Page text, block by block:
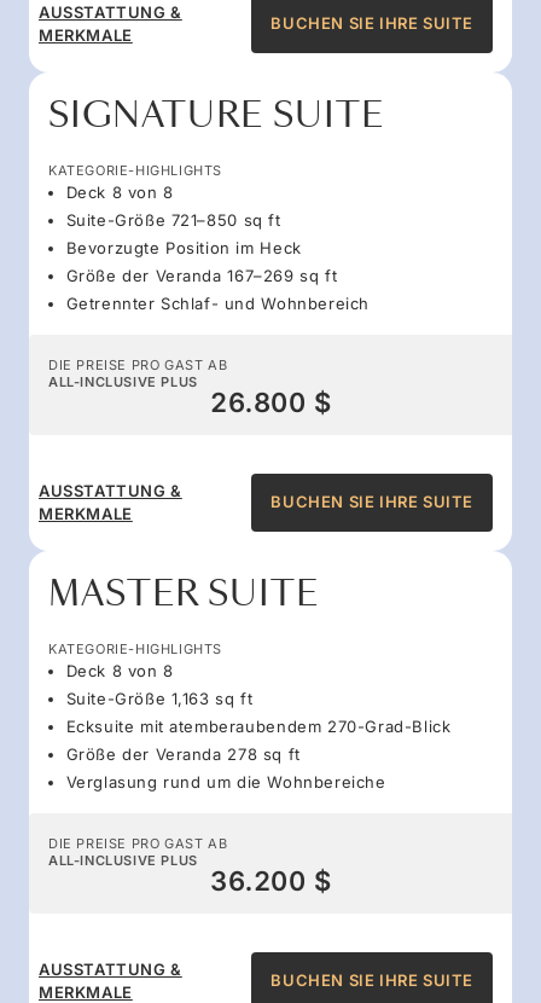
AUSSTATTUNG &
MERKMALE
BUCHEN SIE IHRE SUITE
SIGNATURE SUITE
KATEGORIE-HIGHLIGHTS
Deck 8 von 8
Suite-Größe 721–850 sq ft
Bevorzugte Position im Heck
Größe der Veranda 167–269 sq ft
Getrennter Schlaf- und Wohnbereich
DIE PREISE PRO GAST AB
ALL-INCLUSIVE PLUS
26.800 $
AUSSTATTUNG &
MERKMALE
BUCHEN SIE IHRE SUITE
MASTER SUITE
KATEGORIE-HIGHLIGHTS
Deck 8 von 8
Suite-Größe 1,163 sq ft
Ecksuite mit atemberaubendem 270-Grad-Blick
Größe der Veranda 278 sq ft
Verglasung rund um die Wohnbereiche
DIE PREISE PRO GAST AB
ALL-INCLUSIVE PLUS
36.200 $
AUSSTATTUNG &
MERKMALE
BUCHEN SIE IHRE SUITE